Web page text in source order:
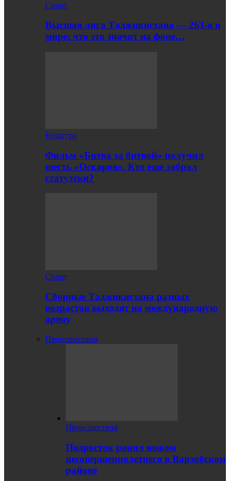
Спорт
Высшая лига Таджикистана — 263-я в
мире: что это значит на фоне…
Культура
Фильм «Битва за битвой» получил
шесть «Оскаров». Кто еще забрал
статуэтки?
Спорт
Сборные Таджикистана разных
возрастов выходят на международную
арену
Происшествия
Происшествия
Подросток ранил ножом
несовершеннолетнего в Варзобском
районе